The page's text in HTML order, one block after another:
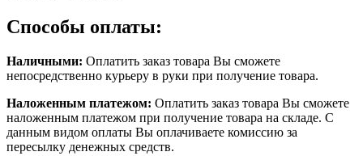
Способы оплаты:
Наличными: Оплатить заказ товара Вы сможете
непосредственно курьеру в руки при получение товара.
Наложенным платежом: Оплатить заказ товара Вы сможете
наложенным платежом при получение товара на складе. С
данным видом оплаты Вы оплачиваете комиссию за
пересылку денежных средств.